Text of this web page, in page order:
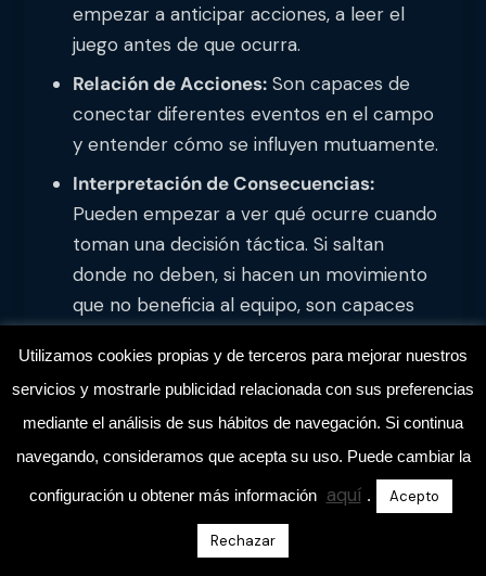
empezar a anticipar acciones, a leer el
juego antes de que ocurra.
Relación de Acciones:Son capaces de
conectar diferentes eventos en el campo
y entender cómo se influyen mutuamente.
Interpretación de Consecuencias:
Pueden empezar a ver qué ocurre cuando
toman una decisión táctica. Si saltan
donde no deben, si hacen un movimiento
que no beneficia al equipo, son capaces
Tienen una conciencia táctica muchísimo más
desarrollada que en alevines. Y tú, como
entrenador, tienes la responsabilidad de
potenciarla. Este es el momento ideal para
introducir conceptos tácticos complejos, pero
siempre desde la vivencia, no desde la pizarra.
Utilizamos cookies propias y de terceros para mejorar nuestros
servicios y mostrarle publicidad relacionada con sus preferencias
mediante el análisis de sus hábitos de navegación. Si continua
navegando, consideramos que acepta su uso. Puede cambiar la
configuración u obtener más información aquí . Acepto
Rechazar